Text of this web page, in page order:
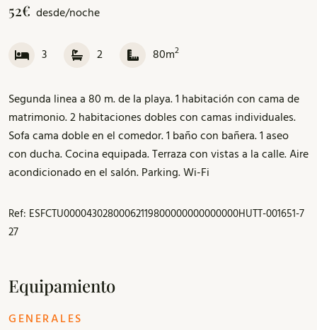
3 2 80m2
Segunda linea a 80 m. de la playa. 1 habitación con cama de
matrimonio. 2 habitaciones dobles con camas individuales.
Sofa cama doble en el comedor. 1 baño con bañera. 1 aseo
con ducha. Cocina equipada. Terraza con vistas a la calle. Aire
acondicionado en el salón. Parking. Wi-Fi
Ref: ESFCTU00004302800062119800000000000000HUTT-001651-7
27
Equipamiento
GENERALES
52€ desde/noche